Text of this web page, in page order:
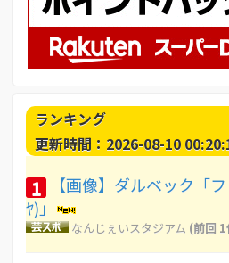
ランキング
更新時間：2026-08-10
1
【画像】ダルベック「
ﾔ)」
なんじぇいスタジアム (前回